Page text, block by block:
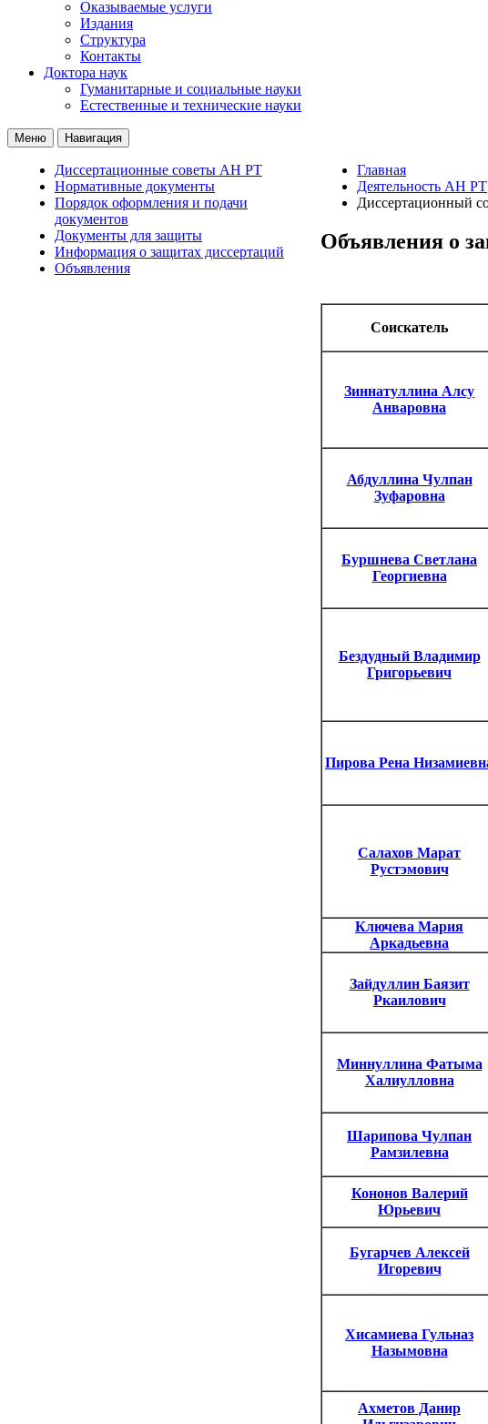
Оказываемые услуги
Издания
Структура
Контакты
Доктора наук
Гуманитарные и социальные науки
Естественные и технические науки
Меню Навигация
Диссертационные советы АН РТ
Нормативные документы
Порядок оформления и подачи
документов
Документы для защиты
Информация о защитах диссертаций
Объявления
Главная
Деятельность АН РТ
Диссертационный
Объявления о
Соискатель
Зиннатуллина Алсу
Анваровна
Абдуллина Чулпан
Зуфаровна
Буршнева Светлана
Георгиевна
Бездудный Владимир
Григорьевич
Пирова Рена
Салахов Марат
Рустэмович
Ключева Мария
Аркадьевна
Зайдуллин Баязит
Ркаилович
Миннуллина Фатыма
Халиулловна
Шарипова Чулпан
Рамзилевна
Кононов Валерий
Юрьевич
Бугарчев Алексей
Игоревич
Хисамиева Гульназ
Назымовна
Ахметов Данир